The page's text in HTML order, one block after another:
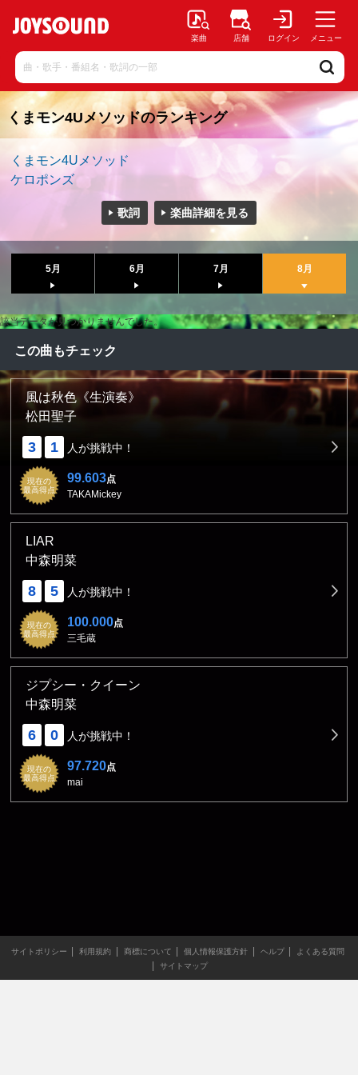
楽曲 店舗 ログイン メニュー
くまモン4Uメソッドのランキング
くまモン4Uメソッド
ケロポンズ
歌詞 楽曲詳細を見る
5月 6月 7月 8月
該当データが見つかりませんでした。
この曲もチェック
風は秋色《生演奏》
松田聖子
3 1 人が挑戦中！
現在の
最高得点
99.603点
TAKAMickey
LIAR
中森明菜
8 5 人が挑戦中！
現在の
最高得点
100.000点
三毛蔵
ジプシー・クイーン
中森明菜
6 0 人が挑戦中！
現在の
最高得点
97.720点
mai
サイトポリシー 利用規約 商標について 個人情報保護方針 ヘルプ
よくある質問
サイトマップ